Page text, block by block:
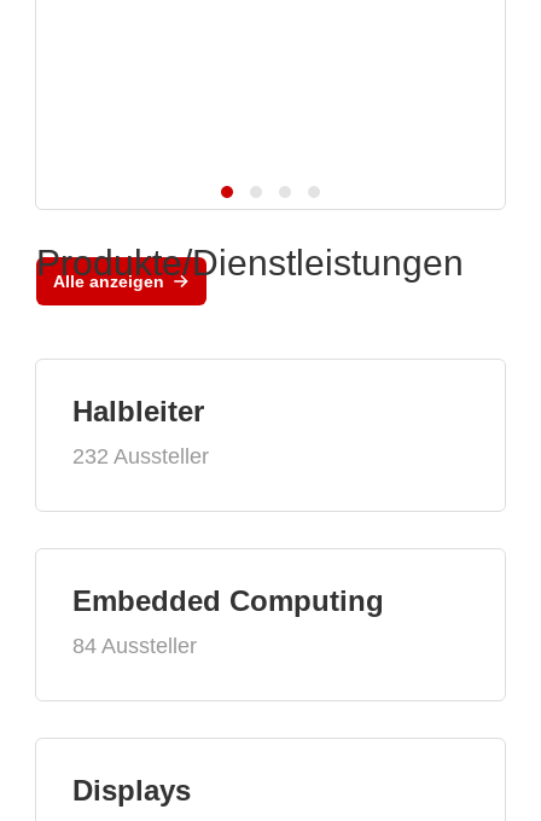
Alle anzeigen
Produkte/Dienstleistungen
Halbleiter
232 Aussteller
Embedded Computing
84 Aussteller
Displays